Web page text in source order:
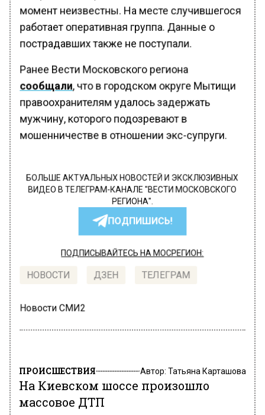
момент неизвестны. На месте случившегося
работает оперативная группа. Данные о
пострадавших также не поступали.
Ранее Вести Московского региона
сообщали, что в городском округе Мытищи
правоохранителям удалось задержать
мужчину, которого подозревают в
мошенничестве в отношении экс-супруги.
БОЛЬШЕ АКТУАЛЬНЫХ НОВОСТЕЙ И ЭКСКЛЮЗИВНЫХ
ВИДЕО В ТЕЛЕГРАМ-КАНАЛЕ "ВЕСТИ МОСКОВСКОГО
РЕГИОНА".
ПОДПИШИСЬ!
ПОДПИСЫВАЙТЕСЬ НА МОСРЕГИОН:
НОВОСТИ ДЗЕН ТЕЛЕГРАМ
Новости СМИ2
ПРОИСШЕСТВИЯ Автор: Татьяна Карташова
На Киевском шоссе произошло
массовое ДТП